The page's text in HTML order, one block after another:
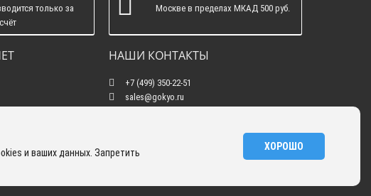
только за
Москве в пределах МКАД 500 руб.
НАШИ КОНТАКТЫ
+7 (499) 350-22-51
sales@gokyo.ru
г. Москва, Россия, Улица Сущёвский Вал, 5
с20
и ваших данных. Запретить
ХОРОШО